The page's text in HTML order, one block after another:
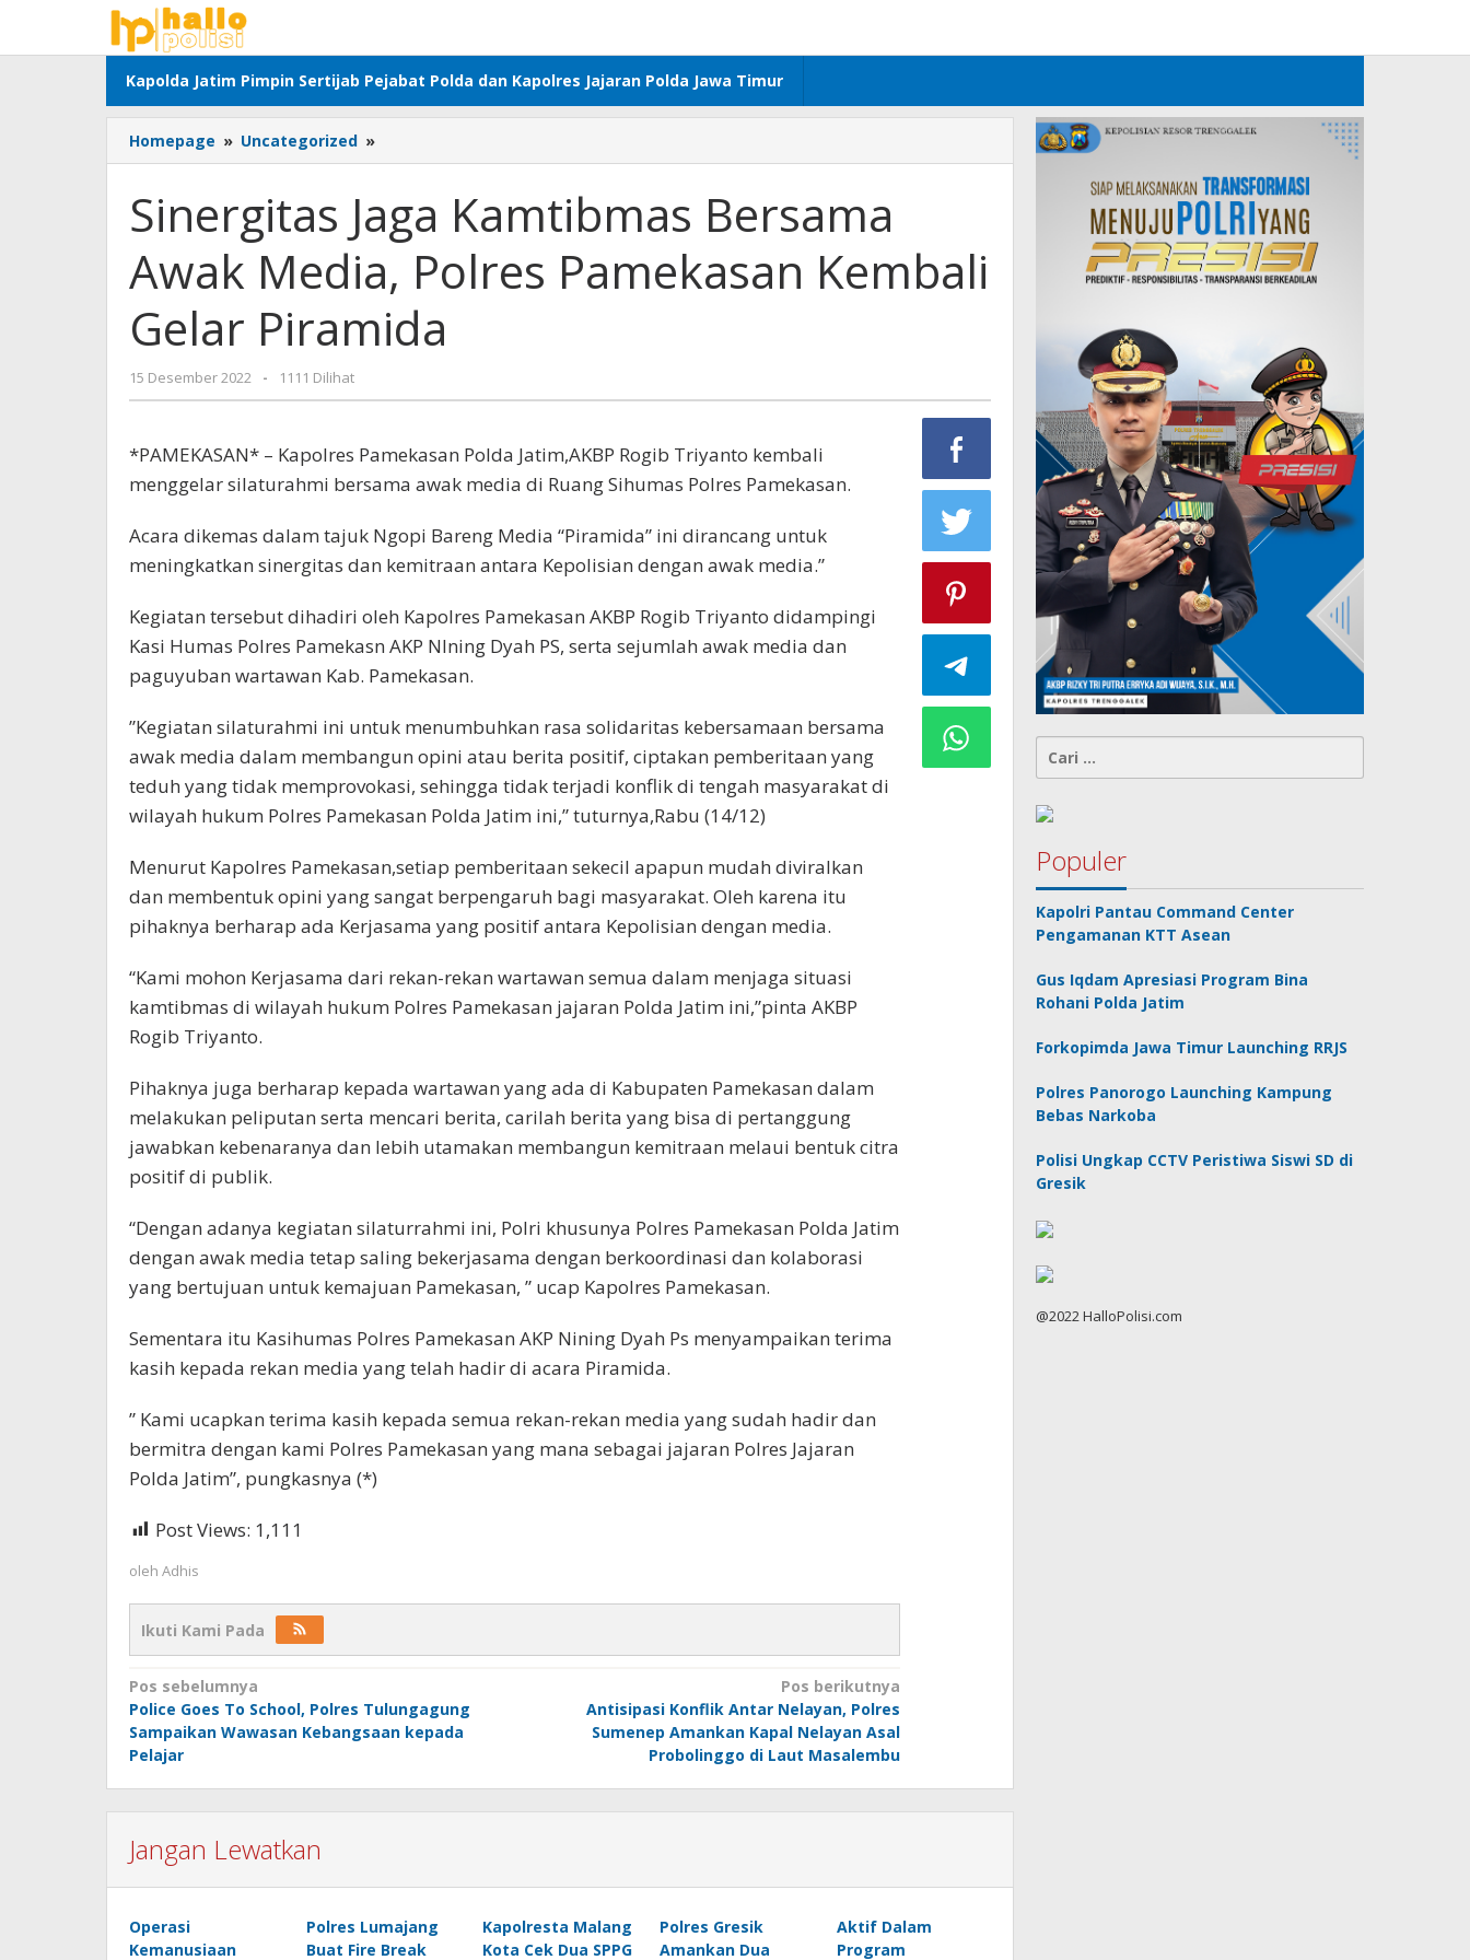
konten
Kapolda Jatim Pimpin Sertijab Pejabat Polda dan Kapolres Jajaran Polda Jawa Timur
Homepage » Uncategorized »
Jaga
Bersama
Awak
Media,
Polres
Pamekasan
Kembali
Gelar
Sinergitas Jaga Kamtibmas Bersama
Awak Media, Polres Pamekasan Kembali
Gelar Piramida
15 Desember 2022
oleh
Adhis
- 1111 Dilihat
*PAMEKASAN* – Kapolres Pamekasan Polda Jatim,AKBP Rogib Triyanto kembali
menggelar silaturahmi bersama awak media di Ruang Sihumas Polres Pamekasan.
Acara dikemas dalam tajuk Ngopi Bareng Media “Piramida” ini dirancang untuk
meningkatkan sinergitas dan kemitraan antara Kepolisian dengan awak media.”
Kegiatan tersebut dihadiri oleh Kapolres Pamekasan AKBP Rogib Triyanto didampingi
Kasi Humas Polres Pamekasn AKP NIning Dyah PS, serta sejumlah awak media dan
paguyuban wartawan Kab. Pamekasan.
”Kegiatan silaturahmi ini untuk menumbuhkan rasa solidaritas kebersamaan bersama
awak media dalam membangun opini atau berita positif, ciptakan pemberitaan yang
teduh yang tidak memprovokasi, sehingga tidak terjadi konflik di tengah masyarakat di
wilayah hukum Polres Pamekasan Polda Jatim ini,” tuturnya,Rabu (14/12)
Menurut Kapolres Pamekasan,setiap pemberitaan sekecil apapun mudah diviralkan
dan membentuk opini yang sangat berpengaruh bagi masyarakat. Oleh karena itu
pihaknya berharap ada Kerjasama yang positif antara Kepolisian dengan media.
“Kami mohon Kerjasama dari rekan-rekan wartawan semua dalam menjaga situasi
kamtibmas di wilayah hukum Polres Pamekasan jajaran Polda Jatim ini,”pinta AKBP
Rogib Triyanto.
Pihaknya juga berharap kepada wartawan yang ada di Kabupaten Pamekasan dalam
melakukan peliputan serta mencari berita, carilah berita yang bisa di pertanggung
jawabkan kebenaranya dan lebih utamakan membangun kemitraan melaui bentuk citra
positif di publik.
“Dengan adanya kegiatan silaturrahmi ini, Polri khusunya Polres Pamekasan Polda Jatim
dengan awak media tetap saling bekerjasama dengan berkoordinasi dan kolaborasi
yang bertujuan untuk kemajuan Pamekasan, ” ucap Kapolres Pamekasan.
Sementara itu Kasihumas Polres Pamekasan AKP Nining Dyah Ps menyampaikan terima
kasih kepada rekan media yang telah hadir di acara Piramida.
” Kami ucapkan terima kasih kepada semua rekan-rekan media yang sudah hadir dan
bermitra dengan kami Polres Pamekasan yang mana sebagai jajaran Polres Jajaran
Polda Jatim”, pungkasnya (*)
Post Views: 1,111
oleh Adhis
Ikuti Kami Pada
Navigasi
pos
Pos sebelumnya
Police Goes To School, Polres Tulungagung
Sampaikan Wawasan Kebangsaan kepada
Pelajar
Pos berikutnya
Antisipasi Konflik Antar Nelayan, Polres
Sumenep Amankan Kapal Nelayan Asal
Probolinggo di Laut Masalembu
Jangan Lewatkan
Operasi
Kemanusiaan
Polres Lumajang
Buat Fire Break
Kapolresta Malang
Kota Cek Dua SPPG
Polres Gresik
Amankan Dua
Aktif Dalam
Program
untuk:
Populer
Kapolri Pantau Command Center
Pengamanan KTT Asean
Gus Iqdam Apresiasi Program Bina
Rohani Polda Jatim
Forkopimda Jawa Timur Launching RRJS
Polres Panorogo Launching Kampung
Bebas Narkoba
Polisi Ungkap CCTV Peristiwa Siswi SD di
Gresik
@2022 HalloPolisi.com